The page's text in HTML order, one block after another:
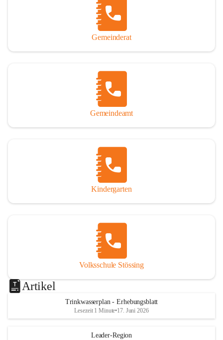
Gemeinderat
Gemeindeamt
Kindergarten
Volksschule Stössing
Artikel
Trinkwasserplan - Erhebungsblatt
Lesezeit 1 Minute•17. Juni 2026
Leader-Region